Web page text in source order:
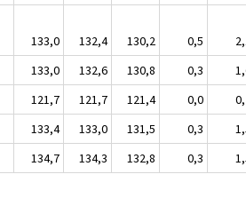
133,0 132,4 130,2 0,5
133,0 132,6 130,8 0,3
121,7 121,7 121,4 0,0
133,4 133,0 131,5 0,3
134,7 134,3 132,8 0,3